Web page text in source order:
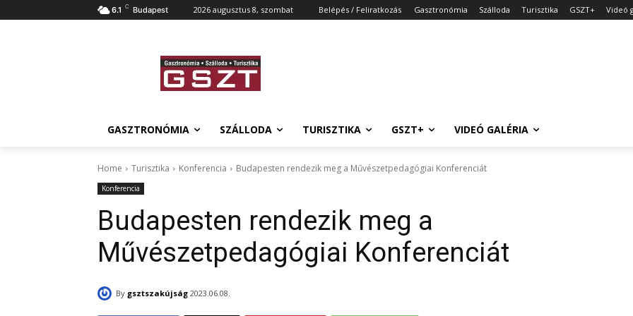
6.1 C Budapest 2026 augusztus 8, szombat Belépés / Feliratkozás Gasztronómia Szálloda Turisztika GSZT+ Videó
GASZTRONÓMIA SZÁLLODA TURISZTIKA GSZT+ VIDEÓ GALÉRIA
Home Turisztika Konferencia Budapesten rendezik meg a Művészetpedagógiai Konferenciát
Konferencia
Budapesten rendezik meg a
Művészetpedagógiai Konferenciát
By gsztszakújság 2023.06.08.